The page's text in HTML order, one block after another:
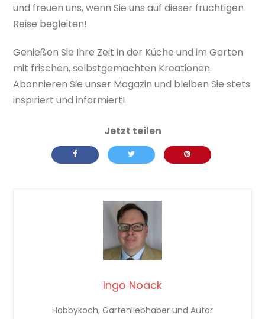
und freuen uns, wenn Sie uns auf dieser fruchtigen
Reise begleiten!
Genießen Sie Ihre Zeit in der Küche und im Garten
mit frischen, selbstgemachten Kreationen.
Abonnieren Sie unser Magazin und bleiben Sie stets
inspiriert und informiert!
Ingo Noack
Hobbykoch, Gartenliebhaber und Autor